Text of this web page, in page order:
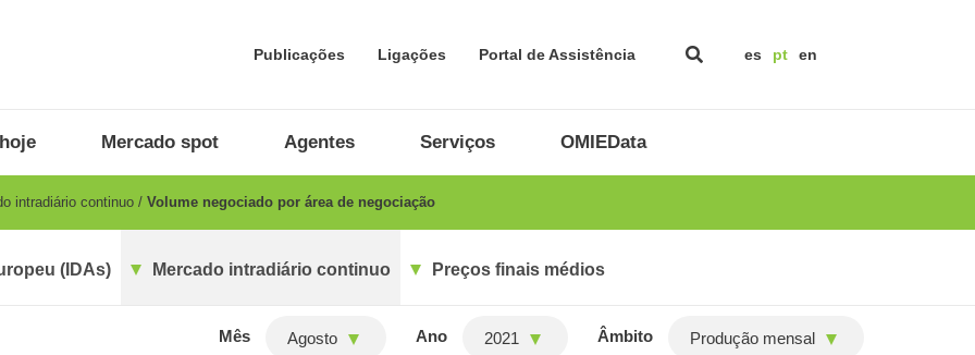
Publicações Ligações Portal de Assistência es pt en
Mercado spot Agentes Serviços OMIEData
intradiário continuo Volume negociado por área de negociação
(IDAs) Mercado intradiário continuo Preços finais médios
Mês Agosto Ano 2021 Âmbito Produção mensal